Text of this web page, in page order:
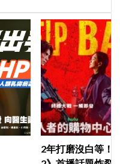
2年打磨沒白等！